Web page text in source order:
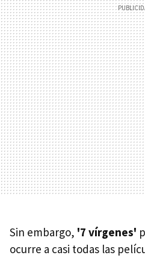
Sin embargo, '7 vírgenes'
ocurre a casi todas las